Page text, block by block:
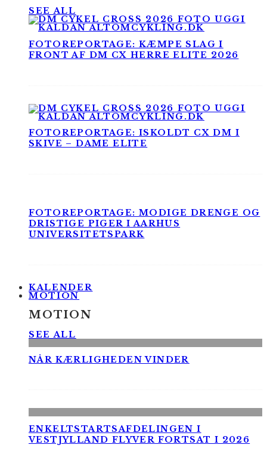
SEE ALL
FOTOREPORTAGE: KÆMPE SLAG I
FRONT AF DM CX HERRE ELITE 2026
FOTOREPORTAGE: ISKOLDT CX DM I
SKIVE – DAME ELITE
FOTOREPORTAGE: MODIGE DRENGE OG
DRISTIGE PIGER I AARHUS
UNIVERSITETSPARK
KALENDER
MOTION
MOTION
SEE ALL
NÅR KÆRLIGHEDEN VINDER
ENKELTSTARTSAFDELINGEN I
VESTJYLLAND FLYVER FORTSAT I 2026